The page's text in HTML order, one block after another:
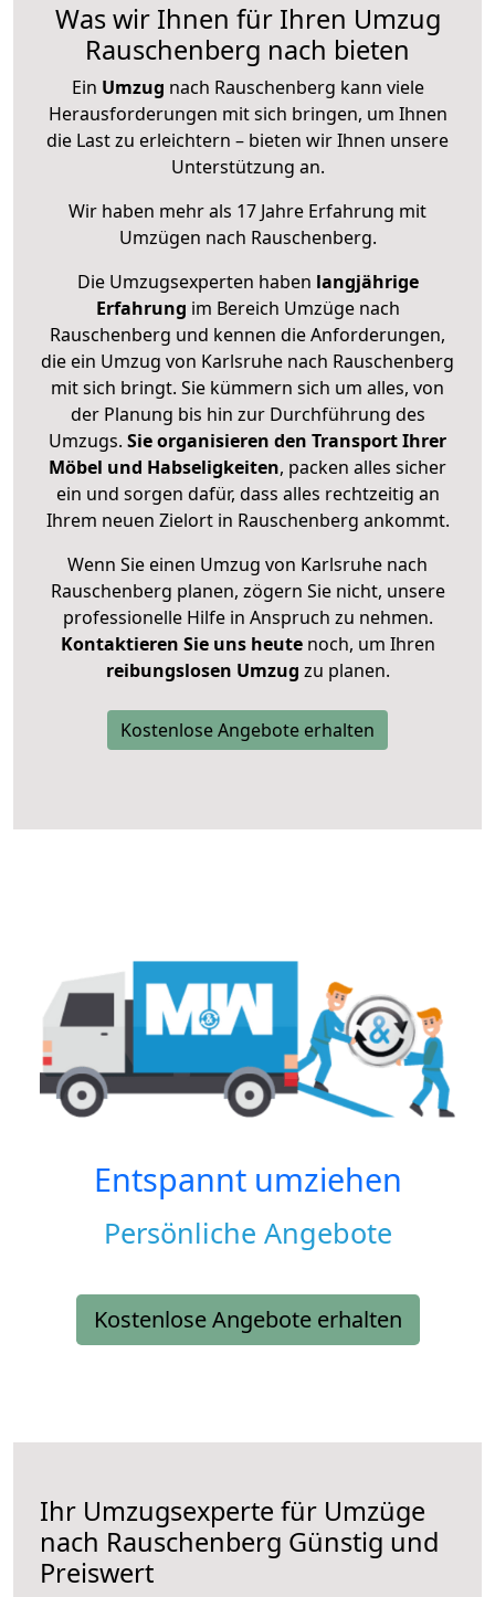
Was wir Ihnen für Ihren Umzug
Rauschenberg nach bieten
Ein Umzug nach Rauschenberg kann viele
Herausforderungen mit sich bringen, um Ihnen
die Last zu erleichtern – bieten wir Ihnen unsere
Unterstützung an.
Wir haben mehr als 17 Jahre Erfahrung mit
Umzügen nach Rauschenberg.
Die Umzugsexperten haben langjährige
Erfahrung im Bereich Umzüge nach
Rauschenberg und kennen die Anforderungen,
die ein Umzug von Karlsruhe nach Rauschenberg
mit sich bringt. Sie kümmern sich um alles, von
der Planung bis hin zur Durchführung des
Umzugs. Sie organisieren den Transport Ihrer
Möbel und Habseligkeiten, packen alles sicher
ein und sorgen dafür, dass alles rechtzeitig an
Ihrem neuen Zielort in Rauschenberg ankommt.
Wenn Sie einen Umzug von Karlsruhe nach
Rauschenberg planen, zögern Sie nicht, unsere
professionelle Hilfe in Anspruch zu nehmen.
Kontaktieren Sie uns heutenoch, um Ihren
reibungslosen Umzug zu planen.
Kostenlose Angebote erhalten
Entspannt umziehen
Persönliche Angebote
Kostenlose Angebote erhalten
Ihr Umzugsexperte für Umzüge
nach Rauschenberg Günstig und
Preiswert